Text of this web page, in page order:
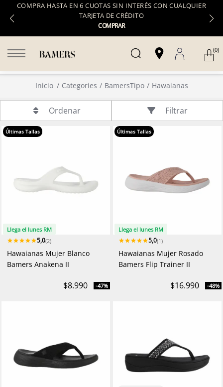
COMPRA HASTA EN 6 CUOTAS SIN INTERÉS CON CUALQUIER
TARJETA DE CRÉDITO
COMPRAR
(0)
Inicio Categories BamersTipo Hawaianas
Ordenar Filtrar
Últimas Tallas
Llega el lunes RM
5,0(2)
Hawaianas Mujer Blanco
Bamers Anakena II
$8.990 -47%
Últimas Tallas
Llega el lunes RM
5,0(1)
Hawaianas Mujer Rosado
Bamers Flip Trainer II
$16.990 -48%